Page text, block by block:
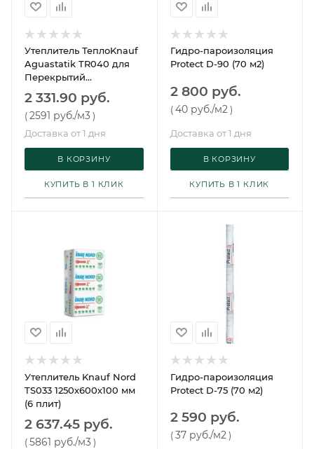
Утеплитель ТеплоKnauf
Aguastatik TR040 для
Перекрытий
7380х1220х50х2 (2 мата/
рулон, 18,01 м2, 0,9 м3, 32
упак/пал)
2 331.90 руб.
(2591 руб./м3 )
Доставка от 1 дня
В КОРЗИНУ
КУПИТЬ В 1 КЛИК
Гидро-пароизоляция
Protect D-90 (70 м2)
2 800 руб.
(40 руб./м2 )
Доставка от 1 дня
В КОРЗИНУ
КУПИТЬ В 1 КЛИК
Утеплитель Knauf Nord
TS033 1250х600х100 мм
(6 плит)
2 637.45 руб.
(5861 руб./м3 )
Гидро-пароизоляция
Protect D-75 (70 м2)
2 590 руб.
(37 руб./м2 )